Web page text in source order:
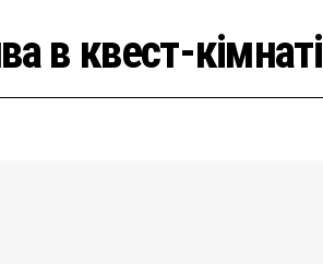
в квест-кімнаті